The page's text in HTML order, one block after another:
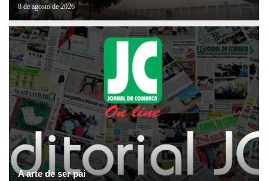
8 de agosto de 2026
A arte de ser pai